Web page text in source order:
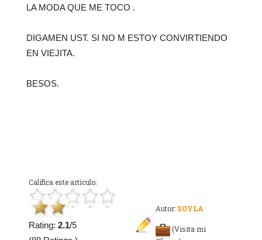
LA MODA QUE ME TOCO .
DIGAMEN UST. SI NO M ESTOY CONVIRTIENDO
EN VIEJITA.
BESOS.
Califica este artículo:
Rating: 2.1/5
Autor: SOYLA
(Visita mi